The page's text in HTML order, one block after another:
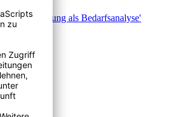
als Bedarfsanalyse'